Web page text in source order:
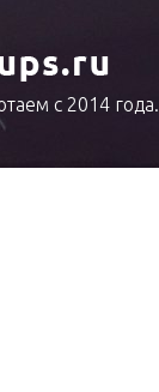
с 2014 года.